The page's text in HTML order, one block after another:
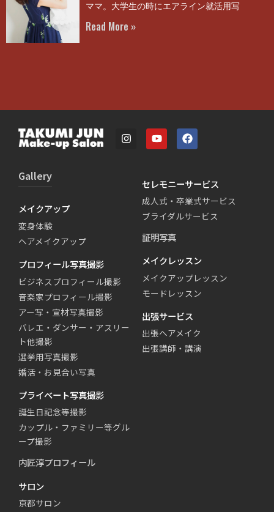
ママ。大学生の時にエアライン就活用写
Read More »
Gallery
メイクアップ
変身体験
ヘアメイクアップ
プロフィール写真撮影
ビジネスプロフィール撮影
音楽家プロフィール撮影
アー写・宣材写真撮影
バレエ・ダンサー・アスリー
ト他撮影
選挙用写真撮影
婚活・お見合い写真
プライベート写真撮影
誕生日記念等撮影
カップル・ファミリー等グル
ープ撮影
セレモニーサービス
成人式・卒業式サービス
ブライダルサービス
証明写真
メイクレッスン
メイクアップレッスン
モードレッスン
出張サービス
出張ヘアメイク
出張講師・講演
内匠淳プロフィール
サロン
京都サロン